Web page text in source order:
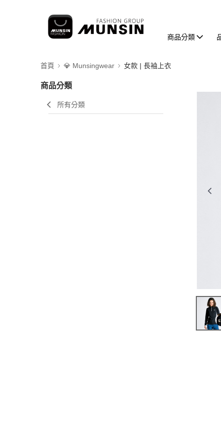
商品分類
首頁 💎 Munsingwear 女款 | 長袖上衣
商品分類
所有分類